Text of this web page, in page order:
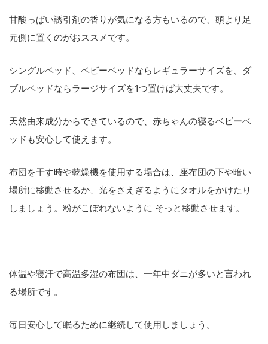
甘酸っぱい誘引剤の香りが気になる方もいるので、頭より 足
元側に置くのがおススメです。
シングルベッド、ベビーベッドならレギュラーサイズを、ダ
ブルベッドならラージサイズを1つ置けば大丈夫です。
天然由来成分からできているので、赤ちゃんの寝るベビーベ
ッドも安心して使えます。
布団を干す時や乾燥機を使用する場合は、座布団の下や暗い
場所に移動させるか、光をさえぎるようにタオルをかけたり
しましょう。粉がこぼれないように そっと移動させます。
体温や寝汗で高温多湿の布団は、一年中ダニが多いと言われ
る場所です。
毎日安心して眠るために継続して使用しましょう。